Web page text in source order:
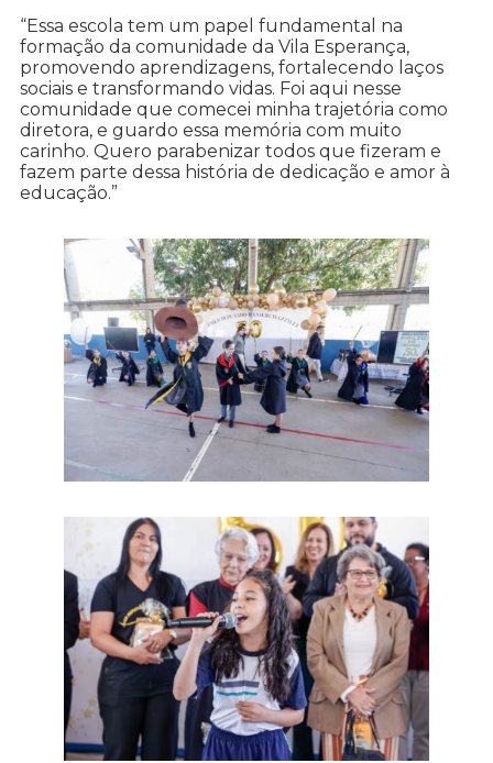
“Essa escola tem um papel fundamental na
formação da comunidade da Vila Esperança,
promovendo aprendizagens, fortalecendo laços
sociais e transformando vidas. Foi aqui nesse
comunidade que comecei minha trajetória como
diretora, e guardo essa memória com muito
carinho. Quero parabenizar todos que fizeram e
fazem parte dessa história de dedicação e amor à
educação.”